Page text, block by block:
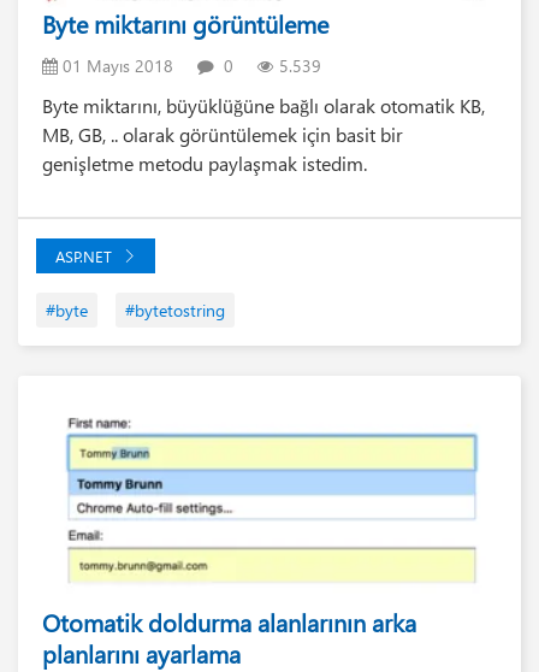
Byte miktarını görüntüleme
01 Mayıs 2018 0 5.539
Byte miktarını, büyüklüğüne bağlı olarak otomatik KB,
MB, GB, .. olarak görüntülemek için basit bir
genişletme metodu paylaşmak istedim.
ASP.NET
#byte #bytetostring
Otomatik doldurma alanlarının arka
planlarını ayarlama